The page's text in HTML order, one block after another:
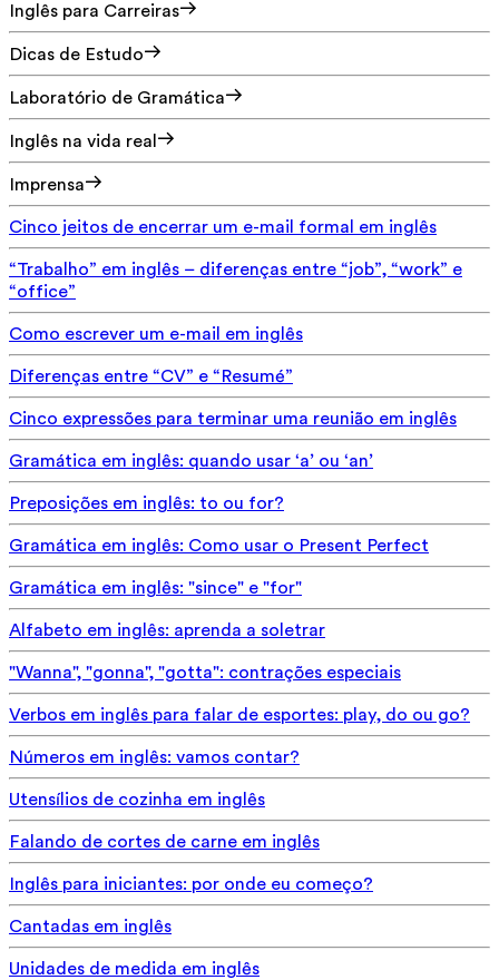
Inglês para Carreiras
Dicas de Estudo
Laboratório de Gramática
Inglês na vida real
Imprensa
Cinco jeitos de encerrar um e-mail formal em inglês
“Trabalho” em inglês – diferenças entre “job”, “work” e
“office”
Como escrever um e-mail em inglês
Diferenças entre “CV” e “Resumé”
Cinco expressões para terminar uma reunião em inglês
Gramática em inglês: quando usar ‘a’ ou ‘an’
Preposições em inglês: to ou for?
Gramática em inglês: Como usar o Present Perfect
Gramática em inglês: "since" e "for"
Alfabeto em inglês: aprenda a soletrar
"Wanna", "gonna", "gotta": contrações especiais
Verbos em inglês para falar de esportes: play, do ou go?
Números em inglês: vamos contar?
Utensílios de cozinha em inglês
Falando de cortes de carne em inglês
Inglês para iniciantes: por onde eu começo?
Cantadas em inglês
Unidades de medida em inglês